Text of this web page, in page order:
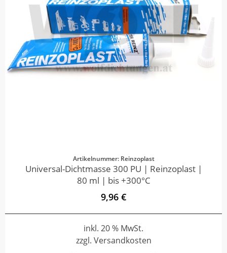
Artikelnummer: Reinzoplast
Universal-Dichtmasse 300 PU | Reinzoplast |
80 ml | bis +300°C
9,96 €
inkl. 20 % MwSt.
zzgl. Versandkosten